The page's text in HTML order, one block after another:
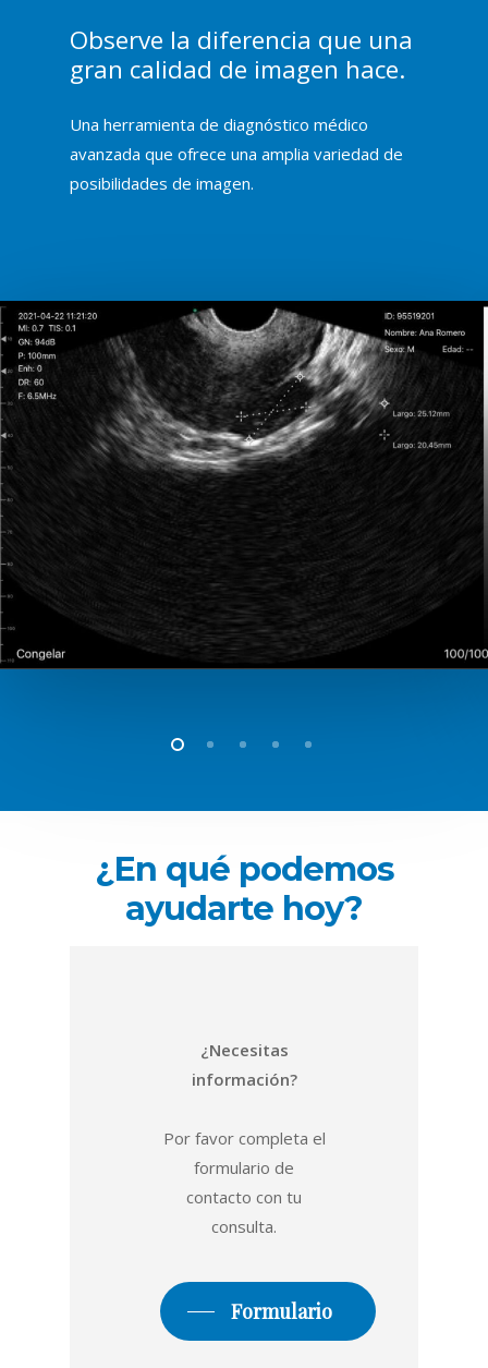
Observe la diferencia que una
gran calidad de imagen hace.
Una herramienta de diagnóstico médico
avanzada que ofrece una amplia variedad de
posibilidades de imagen.
¿En qué podemos
ayudarte hoy?
¿Necesitas
información?
Por favor completa el
formulario de
contacto con tu
consulta.
Formulario